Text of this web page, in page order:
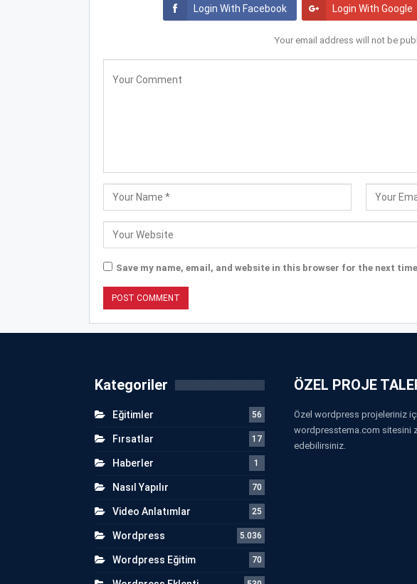
Login With Facebook Login With Google
Your email address will not be
Save my name, email, and website in this browser for the next
Kategoriler
Eğitimler 56
Fırsatlar 17
Haberler 1
Nasıl Yapılır 70
Video Anlatımlar 25
Wordpress 5.036
Wordpress Eğitim 70
ÖZEL PROJE
Özel wordpress projeleriniz
wordpresstema.com sitesini
edebilirsiniz.